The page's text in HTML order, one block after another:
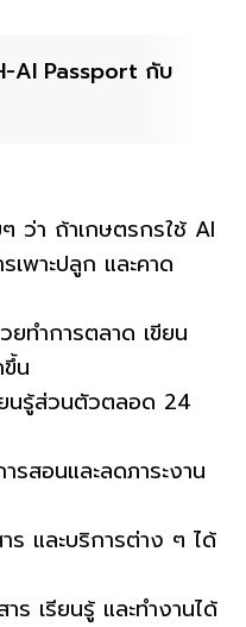
AI Passport กับ
ว่า ถ้าเกษตรกรใช้ AI
เพาะปลูก และคาด
ทำการตลาด เขียน
น
นรู้ส่วนตัวตลอด 24
รสอนและลดภาระงาน
ร และบริการต่าง ๆ ได้
ร เรียนรู้ และทำงานได้